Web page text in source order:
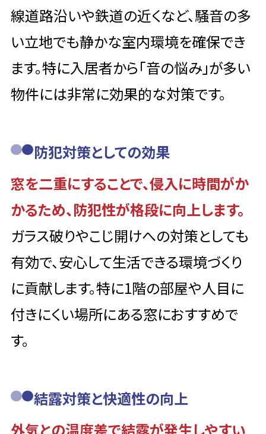
線道路沿いや鉄道の近くなど、騒音の多
い立地でも静かな室内環境を確保でき
ます。特に入居者から「音の悩み」が多い
物件には非常に効果的な対策です。
防犯対策としての効果
窓を二重にすることで、侵入に時間がか
かるため、防犯性が格段に向上します。
ガラス破りやこじ開けへの対策としても
有効で、安心して生活できる環境づくり
に貢献します。特に1階の部屋や人目に
付きにくい場所にある窓におすすめで
す。
結露対策と快適性の向上
外気との温度差で結露が発生しやすい